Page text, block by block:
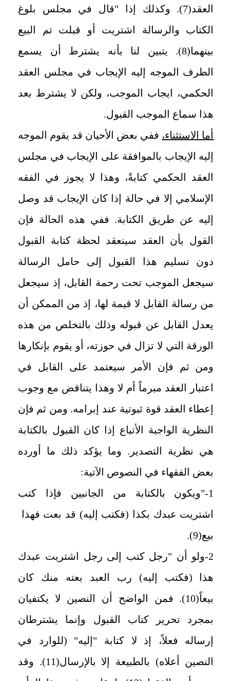
العقد(7). وكذلك إذا "قال في مجلس بلوغ
الكتاب والرسالة اشتريت أو قبلت تم البيع
بينهما(8). يتبين لنا بأنه يشترط أن يسمع
الطرف الموجه إليه الإيجاب في مجلس العقد
الحكمي، ايجاب الموجب، ولكن لا يشترط بعد
هذا سماع الموجب القبول.
أما الاستثناء، ففي بعض الأحيان قد يقوم الموجه
إليه الإيجاب بالموافقة على الإيجاب في مجلس
العقد الحكمي كتابةً، وهذا لا يجوز في الفقه
الإسلامي إلا في حالة إذا كان الإيجاب قد وصل
إليه عن طريق الكتابة. ففي هذه الحالة فإن
القول بأن العقد سينعقد لحظة كتابة القبول
دون تسليم هذا القبول إلى حامل الرسالة
سيجعل الموجب تحت رحمة القابل، إذ سيجعل
من رسالة القابل لا قيمة لها، إذ من الممكن أن
يعدل القابل عن قبوله وذلك بالتخلص من هذه
الورقة التي لا تزال في حوزته، أو يقوم بإنكارها
ومن ثم فإن الأمر سيعتمد على القابل في
اعتبار العقد مبرماً أم لا وهذا يتناقض مع وجوب
إعطاء العقد قوة ثبوتية عند إبرامه. ومن ثم فإن
النظرية الواجبة الأتباع إذا كان القبول بالكتابة
هي نظرية التصدير. وما يؤكد ذلك ما أورده
بعض الفقهاء في النصوص الآتية:
1-"ويكون بالكتابة من الجانبين فإذا كتب
اشتريت عبدك بكذا (فكتب إليه) قد بعت فهذا
بيع(9).
2-ولو أن "رجل كتب إلى رجل اشتريت عبدك
هذا (فكتب إليه) رب العبد بعته منك كان
بيعاً(10). فمن الواضح أن النصين لا يكتفيان
بمجرد تحرير كتاب القبول وإنما يشترطان
إرساله فعلاً، إذ لا كتابة "إليه" (للوارد في
النصين أعلاه) بالطبيعة إلا بالإرسال(11). وقد